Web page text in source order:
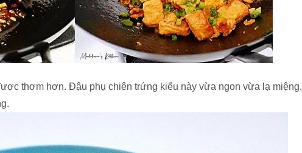
thơm hơn. Đậu phụ chiên trứng kiểu này vừa ngon vừa lạ miệng,